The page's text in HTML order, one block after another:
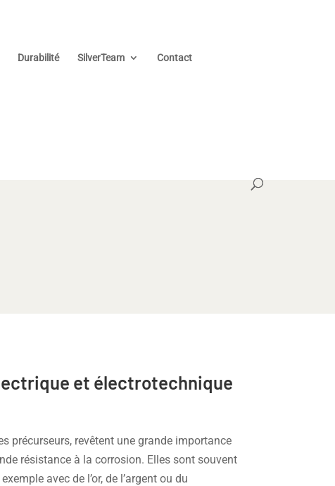
Durabilité SilverTeam Contact
et électrotechnique
précurseurs, revêtent une grande importance
résistance à la corrosion. Elles sont souvent
avec de l’or, de l’argent ou du